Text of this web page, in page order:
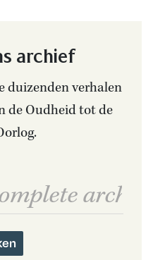
archief
duizenden verhalen
de Oudheid tot de